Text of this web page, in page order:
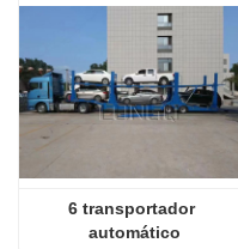
6 transportador
automático